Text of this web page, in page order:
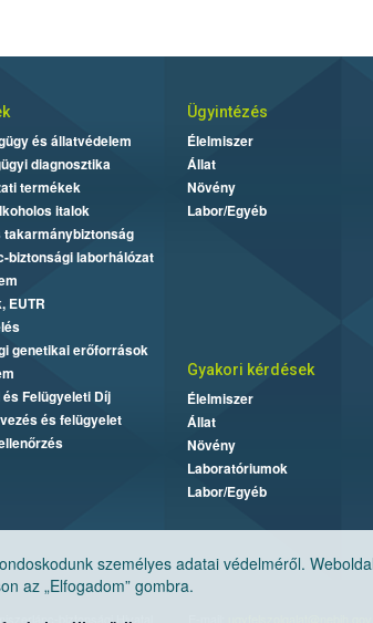
személyes adatai védelméről.
az „Elfogadom” gombra.
és állatvédelem
diagnosztika
termékek
italok
takarmánybiztonság
biztonsági laborhálózat
EUTR
genetikai erőforrások
Felügyeleti Díj
és felügyelet
Ügyintézés
Élelmiszer
Állat
Növény
Labor/Egyéb
Gyakori kérdések
Élelmiszer
Állat
Növény
Laboratóriumok
Labor/Egyéb
biztonsági Hivatal